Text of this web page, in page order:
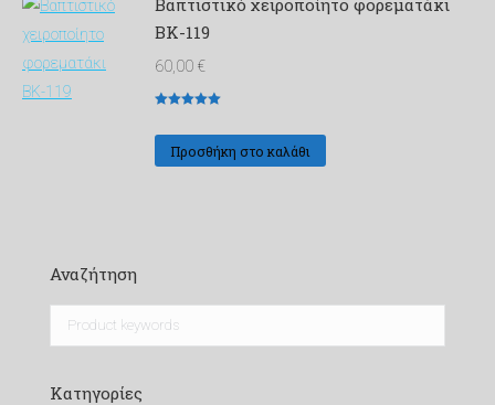
Βαπτιστικό χειροποίητο φορεματάκι
ΒΚ-119
60,00 €
Προσθήκη στο καλάθι
Αναζήτηση
Κατηγορίες